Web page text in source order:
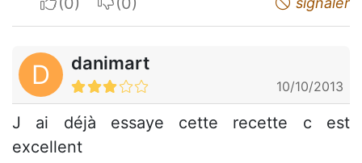
D danimart
10/10/2013
J ai déjà essaye cette recette c est
excellent